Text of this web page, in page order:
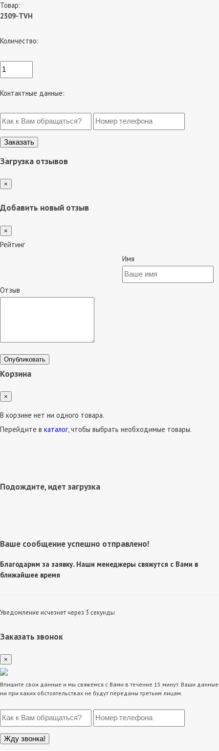
Товар:
2309-TVH
Количество:
Контактные данные:
Загрузка отзывов
×
Добавить новый отзыв
×
Рейтинг
Имя
Отзыв
Опубликовать
Корзина
×
В корзине нет ни одного товара.
Перейдите в каталог, чтобы выбрать необходимые товары.
Подождите, идет загрузка
Ваше сообщение успешно отправлено!
Благодарим за заявку. Наши менеджеры свяжутся с Вами в
ближайшее время
Уведомление исчезнет через 3 секунды
Заказать звонок
×
Впишите свои данные и мы свяжемся с Вами в течение 15 минут. Ваши данные
ни при каких обстоятельствах не будут переданы третьим лицам.